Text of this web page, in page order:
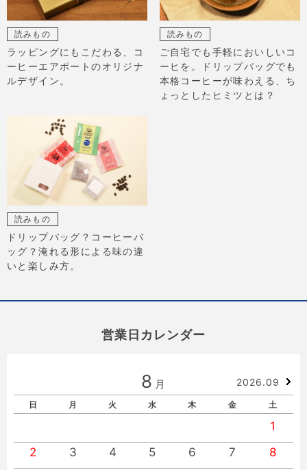
読みもの
ラッピングにもこだわる、コ
ーヒーエアポートのオリジナ
ルデザイン。
読みもの
ご自宅でも手軽においしいコ
ーヒを。ドリップバッグでも
本格コーヒーが味わえる、ち
ょっとしたヒミツとは？
読みもの
ドリップバッグ？コーヒーバ
ッグ？淹れる形による味の違
いと楽しみ方。
営業日カレンダー
8 月 2026.09
日 月 火 水 木 金 土
1
2
3 4 5 6 7
8